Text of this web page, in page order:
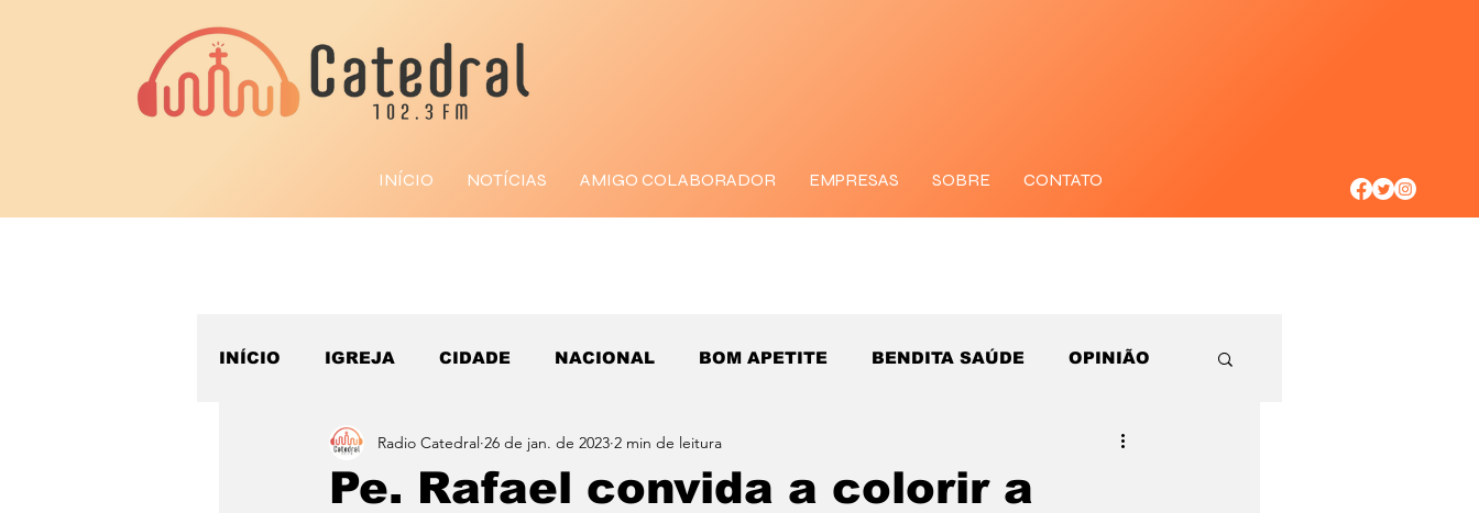
INÍCIO NOTÍCIAS AMIGO COLABORADOR EMPRESAS SOBRE CONTATO
INÍCIO IGREJA CIDADE NACIONAL BOM APETITE BENDITA SAÚDE OPINIÃO
ESPORTE
Pe. Rafael convida a colorir a
Radio Catedral 26 de jan. de 2023 2 min de leitura